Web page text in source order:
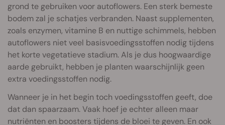
grond te gebruiken voor autoflowers. Een sterk bemeste
bodem zal je schatjes verbranden. Naast supplementen,
zoals enzymen, vitamine B en nuttige schimmels, hebben
autoflowers niet veel basisvoedingsstoffen nodig tijdens
het korte vegetatieve stadium. Als je dus hoogwaardige
aarde gebruikt, hebben je planten waarschijnlijk geen
extra voedingsstoffen nodig.
Wanneer je in het begin toch voedingsstoffen geeft, doe
dat dan spaarzaam. Vaak hoef je echter alleen maar
nutriënten en boosters tijdens de bloei te geven. En ook